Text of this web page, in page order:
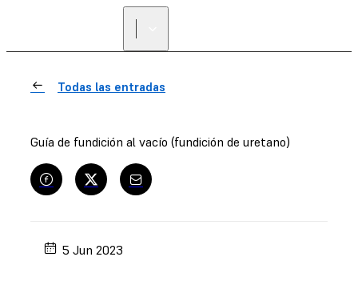
Todas las entradas
Guía de fundición al vacío (fundición de uretano)
5 Jun 2023